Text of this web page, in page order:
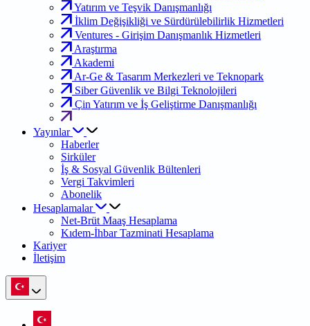
Yatırım ve Teşvik Danışmanlığı
İklim Değişikliği ve Sürdürülebilirlik Hizmetleri
Ventures - Girişim Danışmanlık Hizmetleri
Araştırma
Akademi
Ar-Ge & Tasarım Merkezleri ve Teknopark
Siber Güvenlik ve Bilgi Teknolojileri
Çin Yatırım ve İş Geliştirme Danışmanlığı
Yayınlar
Haberler
Sirküler
İş & Sosyal Güvenlik Bültenleri
Vergi Takvimleri
Abonelik
Hesaplamalar
Net-Brüt Maaş Hesaplama
Kıdem-İhbar Tazminati Hesaplama
Kariyer
İletişim